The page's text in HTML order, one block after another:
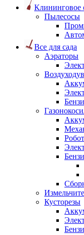
Клининговое
Пылесосы
Все для сада
Аэраторы
Кусторезы